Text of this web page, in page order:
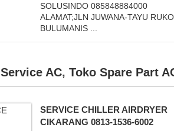
SOLUSINDO 085848884000
ALAMAT;JLN JUWANA-TAYU RUKO
BULUMANIS ...
Service AC, Toko Spare Part
SERVICE CHILLER AIRDRYER
CIKARANG 0813-1536-6002